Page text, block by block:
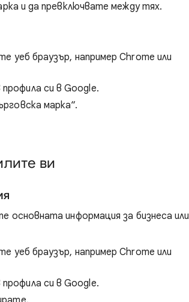
и да превключвате между тях.
уеб браузър, например Chrome или
профила си в Google.
марка“.
ви
информация за бизнеса или
уеб браузър, например Chrome или
профила си в Google.